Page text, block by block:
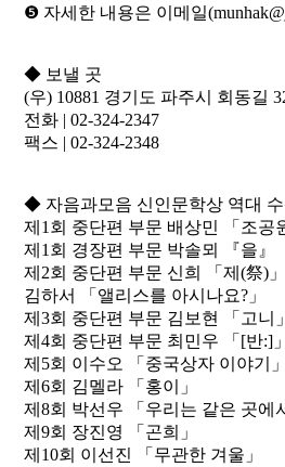
❺ 자세한 내용은 이메일
◆ 보낼 곳
(우) 10881 경기도 파주시 회동길
전화 | 02-324-2347
팩스 | 02-324-2348
​◆ 자음과모음 신인문학상 역대
제1회 중단편 부문 배상민 「조공
제1회 경장편 부문 박솔뫼 『을』
제2회 중단편 부문 신희 「제(祭)」
김하서 「앨리스를 아시나요?」
제3회 중단편 부문 김보현 「고니」
제4회 중단편 부문 최민우 「[반:]」
제5회 이수오 「중국상자 이야기」
제6회 김멜라 「홍이」
제8회 박선우 「우리는 같은 곳에
제9회 장진영 「곤희」
제10회 이선진 「무관한 겨울」